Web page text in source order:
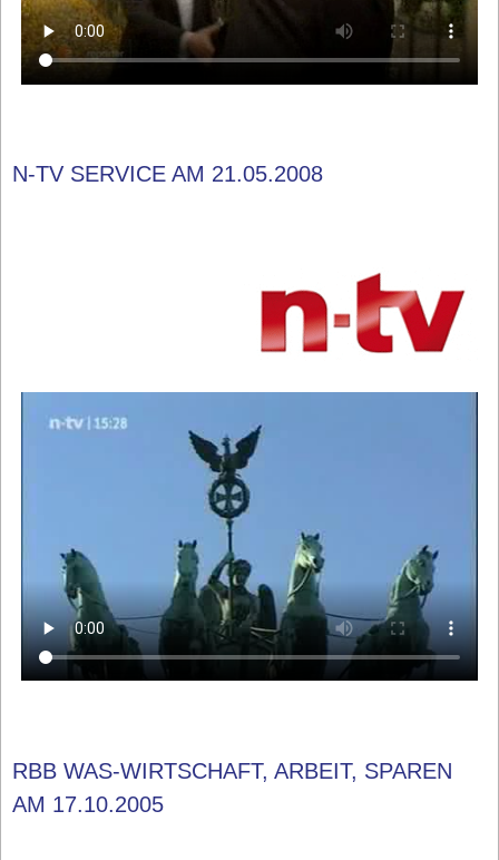
N-TV SERVICE AM 21.05.2008
RBB WAS-WIRTSCHAFT, ARBEIT, SPAREN
AM 17.10.2005